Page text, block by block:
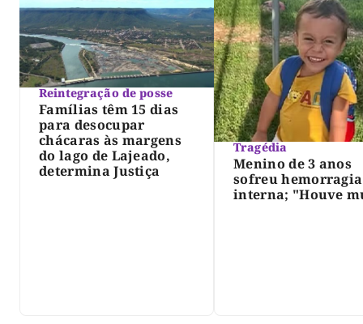
Reintegração de posse
Famílias têm 15 dias
para desocupar
chácaras às margens
do lago de Lajeado,
determina Justiça
Tragédia
Menino de 3 anos
sofreu hemorragia
interna; "Houve